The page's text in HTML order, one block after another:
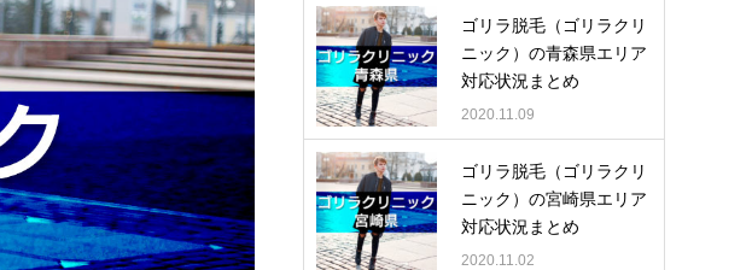
ゴリラ脱毛（ゴリラクリ
ニック）の青森県エリア
対応状況まとめ
2020.11.09
ゴリラ脱毛（ゴリラクリ
ニック）の宮崎県エリア
対応状況まとめ
2020.11.02